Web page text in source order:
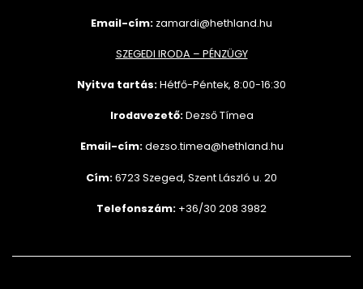
Email-cím: zamardi@hethland.hu
SZEGEDI IRODA – PÉNZÜGY
Nyitva tartás:Hétfő-Péntek, 8:00-16:30
Irodavezető:Dezső Tímea
Email-cím: dezso.timea@hethland.hu
Cím:6723 Szeged, Szent László u. 20
Telefonszám: +36/30 208 3982